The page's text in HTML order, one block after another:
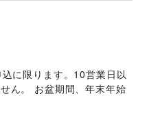
に限ります。10営業日以
ん。 お盆期間、年末年始